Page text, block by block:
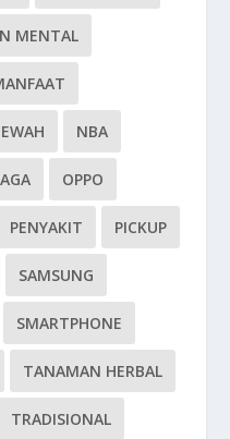
MENTAL
NBA
OPPO
PENYAKIT PICKUP
SAMSUNG
SMARTPHONE
TANAMAN HERBAL
TRADISIONAL